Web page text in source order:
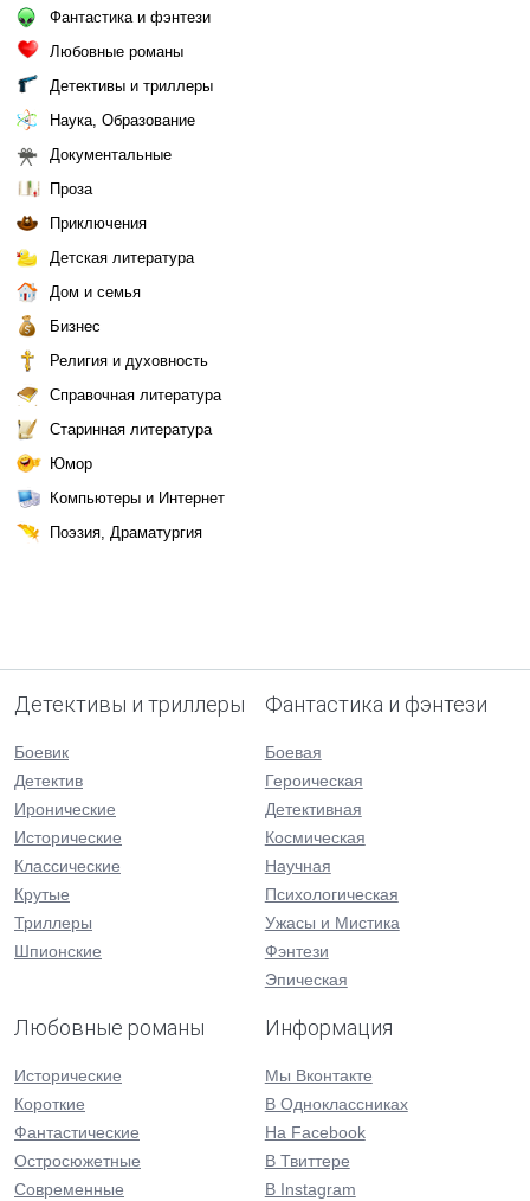
Фантастика и фэнтези
Любовные романы
Детективы и триллеры
Наука, Образование
Документальные
Проза
Приключения
Детская литература
Дом и семья
Бизнес
Религия и духовность
Справочная литература
Старинная литература
Юмор
Компьютеры и Интернет
Поэзия, Драматургия
Детективы и триллеры
Боевик
Детектив
Иронические
Исторические
Классические
Крутые
Триллеры
Шпионские
Фантастика и фэнтези
Боевая
Героическая
Детективная
Космическая
Научная
Психологическая
Ужасы и Мистика
Фэнтези
Эпическая
Любовные романы
Исторические
Короткие
Фантастические
Остросюжетные
Современные
Информация
Мы Вконтакте
В Одноклассниках
На Facebook
В Твиттере
В Instagram